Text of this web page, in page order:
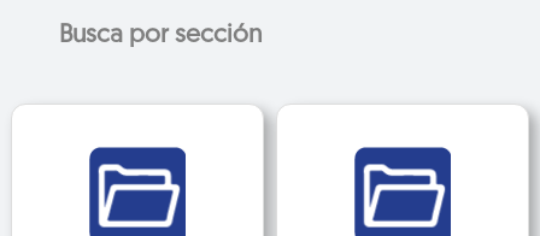
Busca por sección